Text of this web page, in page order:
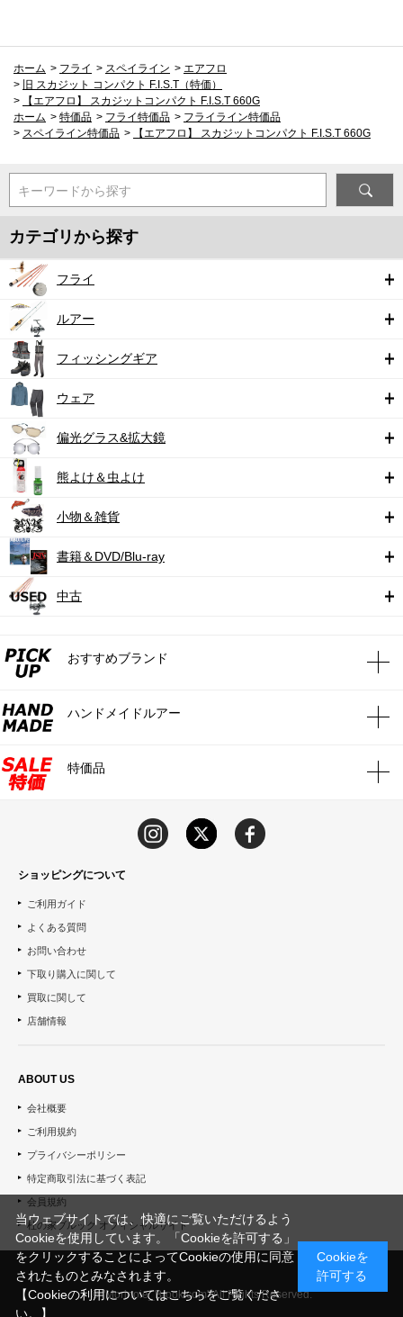
ホーム > フライ > スペイライン > エアフロ
> 旧 スカジット コンパクト F.I.S.T（特価）
>
【エアフロ】 スカジットコンパクト F.I.S.T 660G
ホーム > 特価品 > フライ特価品 > フライライン特価品
> スペイライン特価品 > 【エアフロ】 スカジットコンパクト F.I.S.T 660G
キーワードから探す
カテゴリから探す
フライ
ルアー
フィッシングギア
ウェア
偏光グラス&拡大鏡
熊よけ＆虫よけ
小物＆雑貨
書籍＆DVD/Blu-ray
中古
おすすめブランド
ハンドメイドルアー
特価品
ショッピングについて
ご利用ガイド
よくある質問
お問い合わせ
下取り購入に関して
買取に関して
店舗情報
ABOUT US
会社概要
ご利用規約
プライバシーポリシー
特定商取引法に基づく表記
会員規約
杜の家ブルック オフィシャルサイト
© "Morinoie_Brook.com" All Rights Reserved.
当ウェブサイトでは、快適にご覧いただけるよう
Cookieを使用しています。「Cookieを許可する」
をクリックすることによってCookieの使用に同意
されたものとみなされます。
【Cookieの利用についてはこちらをご覧くださ
い。】
Cookieを
許可する